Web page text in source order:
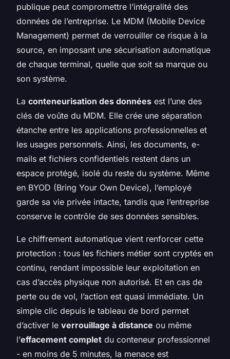
publique peut compromettre l’intégralité des
données de l’entreprise. Le MDM (Mobile Device
Management) permet de verrouiller ce risque à la
source, en imposant une sécurisation automatique
de chaque terminal, quelle que soit sa marque ou
son système.
La conteneurisation des données est l’une des
clés de voûte du MDM. Elle crée une séparation
étanche entre les applications professionnelles et
les usages personnels. Ainsi, les documents, e-
mails et fichiers confidentiels restent dans un
espace protégé, isolé du reste du système. Même
en BYOD (Bring Your Own Device), l’employé
garde sa vie privée intacte, tandis que l’entreprise
conserve le contrôle de ses données sensibles.
Le chiffrement automatique vient renforcer cette
protection : tous les fichiers métier sont cryptés en
continu, rendant impossible leur exploitation en
cas d’accès physique non autorisé. Et en cas de
perte ou de vol, l’action est quasi immédiate. Un
simple clic depuis le tableau de bord permet
d’activer le verrouillage à distance ou même
l’effacement complet du conteneur professionnel
- en moins de 5 minutes, la menace est